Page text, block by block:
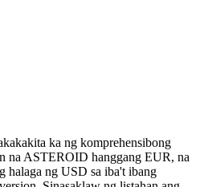
ka ng komprehensibong
na ASTEROID hanggang EUR, na
halaga ng USD sa iba't ibang